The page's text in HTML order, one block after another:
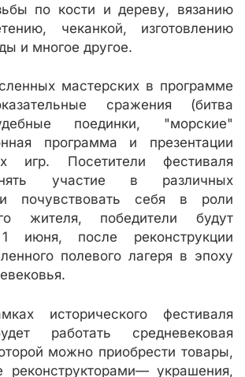
по кости и дереву, вязанию
чеканкой, изготовлению
и многое другое.
мастерских в программе
сражения (битва
поединки, "морские"
программа и презентации
игр. Посетители фестиваля
участие в различных
и почувствовать себя в роли
жителя, победители будут
июня, после реконструкции
полевого лагеря в эпоху
исторического фестиваля
работать средневековая
можно приобрести товары,
реконструкторами— украшения,